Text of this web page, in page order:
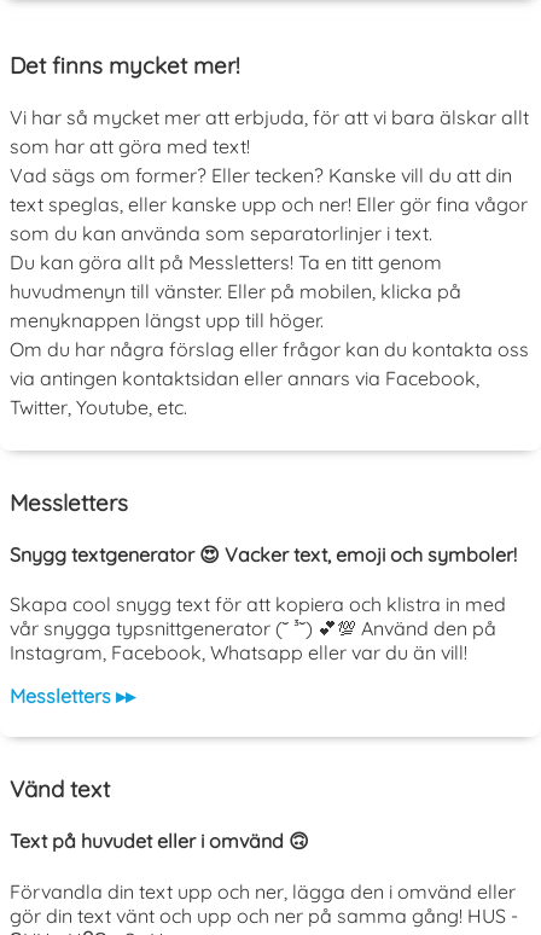
Det finns mycket mer!
Vi har så mycket mer att erbjuda, för att vi bara älskar allt
som har att göra med text!
Vad sägs om former? Eller tecken? Kanske vill du att din
text speglas, eller kanske upp och ner! Eller gör fina vågor
som du kan använda som separatorlinjer i text.
Du kan göra allt på Messletters! Ta en titt genom
huvudmenyn till vänster. Eller på mobilen, klicka på
menyknappen längst upp till höger.
Om du har några förslag eller frågor kan du kontakta oss
via antingen kontaktsidan eller annars via Facebook,
Twitter, Youtube, etc.
Messletters
Snygg textgenerator 😍 Vacker text, emoji och symboler!
Skapa cool snygg text för att kopiera och klistra in med
vår snygga typsnittgenerator (˘ ³˘) 💕💯 Använd den på
Instagram, Facebook, Whatsapp eller var du än vill!
Messletters ▸▸
Vänd text
Text på huvudet eller i omvänd 🙃
Förvandla din text upp och ner, lägga den i omvänd eller
gör din text vänt och upp och ner på samma gång! HUS -